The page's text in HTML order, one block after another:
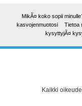
MikÃ¤ koko sopii
kasvojenmuotosi
Tietoa
kysyttyjÃ¤
Kaikki